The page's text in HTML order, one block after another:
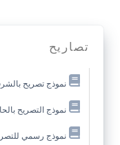
تصاريح
نموذج تصريح
نموذج التصريح
نموذج رسمي